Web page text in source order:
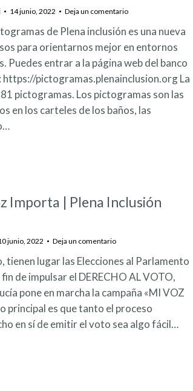
14 junio, 2022 Deja un comentario
de Plena inclusión es una nueva
para orientarnos mejor en entornos
Puedes entrar a la página web del banco
https://pictogramas.plenainclusion.org La
pictogramas. Los pictogramas son las
en los carteles de los baños, las
Importa | Plena Inclusión
junio, 2022 Deja un comentario
tienen lugar las Elecciones al Parlamento
de impulsar el DERECHO AL VOTO,
pone en marcha la campaña «MI VOZ
principal es que tanto el proceso
en sí de emitir el voto sea algo fácil…